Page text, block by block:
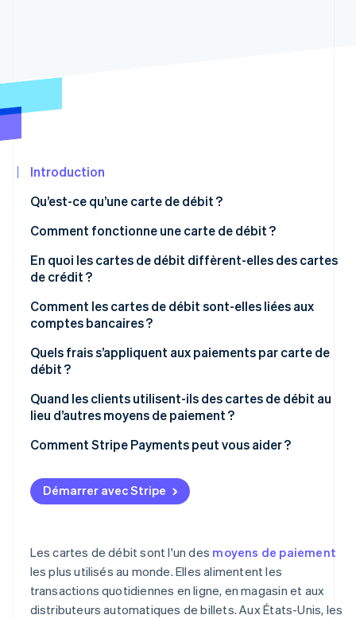
Climate
Vérification de l'identité
Stripe Sessions 2026
Découvrez comment Stripe construit l’infrastructure
Introduction
Qu’est-ce qu’une carte de débit ?
Comment fonctionne une carte de débit ?
En quoi les cartes de débit diffèrent-elles des cartes
de crédit ?
Comment les cartes de débit sont-elles liées aux
comptes bancaires ?
Quels frais s’appliquent aux paiements par carte de
débit ?
Quand les clients utilisent-ils des cartes de débit au
lieu d’autres moyens de paiement ?
Comment Stripe Payments peut vous aider ?
Démarrer avec Stripe
Les cartes de débit sont l'un des moyens de paiement
les plus utilisés au monde. Elles alimentent les
transactions quotidiennes en ligne, en magasin et aux
distributeurs automatiques de billets. Aux États-Unis, les